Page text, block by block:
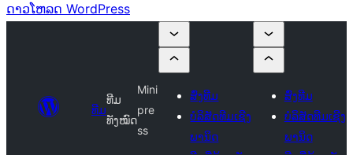
ດາວໂຫລດ WordPress
ທີມ
ທີມ
ທັງໝົດ
Mini
pre
ss
ສົ່ງທີມ
ບໍລິສັດທີມເຊີງ
ພານິດ
ສົ່ງທີມ
ບໍລິສັດທີມເຊີງ
ພານິດ